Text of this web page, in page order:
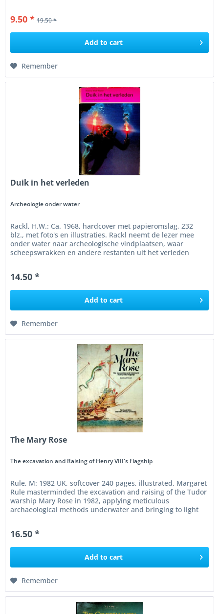
9.50 * 19.50 *
Add to cart
Remember
Duik in het verleden
Archeologie onder water
Rackl, H.W.: Ca. 1968, hardcover met papieromslag, 232
blz., met foto's en illustraties. Rackl neemt de lezer mee
onder water naar archeologische vindplaatsen, waar
scheepswrakken en andere restanten uit het verleden
14.50 *
Add to cart
Remember
The Mary Rose
The excavation and Raising of Henry VIII's Flagship
Rule, M: 1982 UK, softcover 240 pages, illustrated. Margaret
Rule masterminded the excavation and raising of the Tudor
warship Mary Rose in 1982, applying meticulous
archaeological methods underwater and bringing to light
16.50 *
Add to cart
Remember